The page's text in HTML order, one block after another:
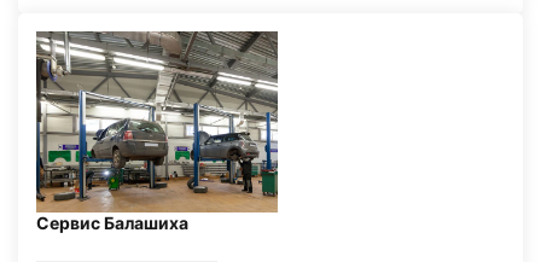
Сервис Балашиха